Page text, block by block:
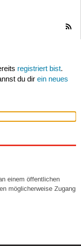
registriert bist.
du dir ein neues
einem öffentlichen
möglicherweise Zugang